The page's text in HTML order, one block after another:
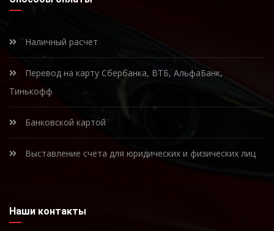
Наличный расчет
Перевод на карту Сбербанка, ВТБ, АльфаБанк,
Тинькофф
Банковской картой
Выставление счета для юридических и физических лиц
Наши контакты